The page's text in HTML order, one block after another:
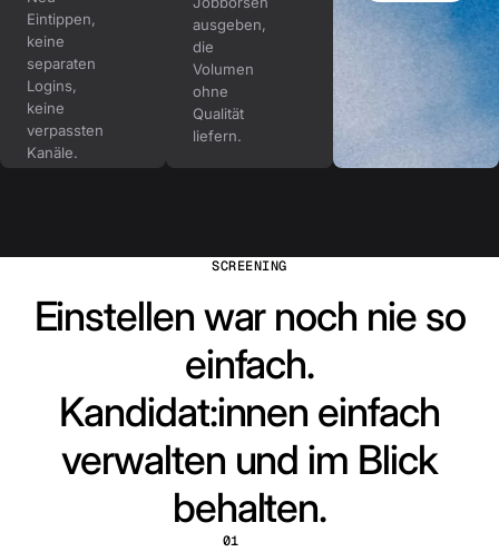
Eintippen,
keine
separaten
Logins,
keine
verpassten
Kanäle.
ausgeben,
die
Volumen
ohne
Qualität
liefern.
SCREENING
Einstellen war noch nie so
einfach.
Kandidat:innen einfach
verwalten und im Blick
behalten.
01